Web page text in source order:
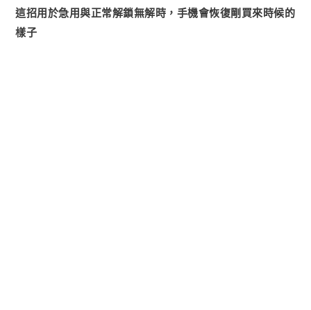
這招用於急用與正常解鎖無解時， 手機會恢復剛買來時候的
樣子